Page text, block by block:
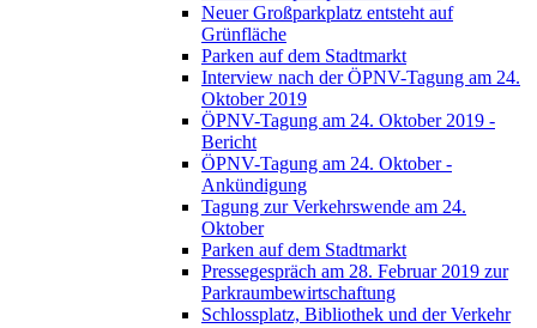
Neuer Großparkplatz entsteht auf
Grünfläche
Parken auf dem Stadtmarkt
Interview nach der ÖPNV-Tagung am 24.
Oktober 2019
ÖPNV-Tagung am 24. Oktober 2019 -
Bericht
ÖPNV-Tagung am 24. Oktober -
Ankündigung
Tagung zur Verkehrswende am 24.
Oktober
Parken auf dem Stadtmarkt
Pressegespräch am 28. Februar 2019 zur
Parkraumbewirtschaftung
Schlossplatz, Bibliothek und der Verkehr